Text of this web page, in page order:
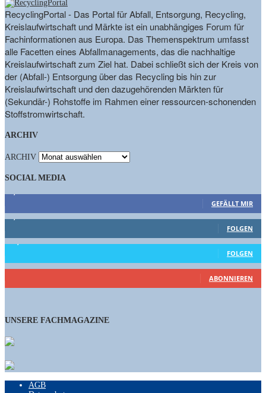
RecyclingPortal - Das Portal für Abfall, Entsorgung, Recycling,
Kreislaufwirtschaft und Märkte ist ein unabhängiges Forum für
Fachinformationen aus Europa. Das Themenspektrum umfasst
alle Facetten eines Abfallmanagements, das die nachhaltige
Kreislaufwirtschaft zum Ziel hat. Dabei schließt sich der Kreis von
der (Abfall-) Entsorgung über das Recycling bis hin zur
Kreislaufwirtschaft und den dazugehörenden Märkten für
(Sekundär-) Rohstoffe im Rahmen einer ressourcen-schonenden
Stoffstromwirtschaft.
ARCHIV
ARCHIV
SOCIAL MEDIA
GEFÄLLT MIR
FOLGEN
FOLGEN
ABONNIEREN
UNSERE FACHMAGAZINE
AGB